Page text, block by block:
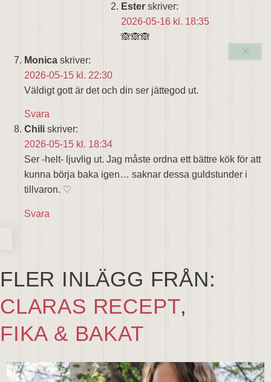
Ester skriver:
2026-05-16 kl. 18:35
🙈🙈🙈
Monica skriver:
2026-05-15 kl. 22:30
Väldigt gott är det och din ser jättegod ut.
Svara
Chili skriver:
2026-05-15 kl. 18:34
Ser -helt- ljuvlig ut. Jag måste ordna ett bättre kök för att
kunna börja baka igen… saknar dessa guldstunder i
tillvaron. ♡
Svara
FLER INLÄGG FRÅN:
CLARAS RECEPT,
FIKA & BAKAT